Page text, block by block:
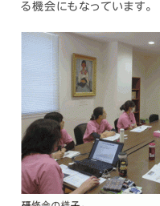
る機会にもなっています。